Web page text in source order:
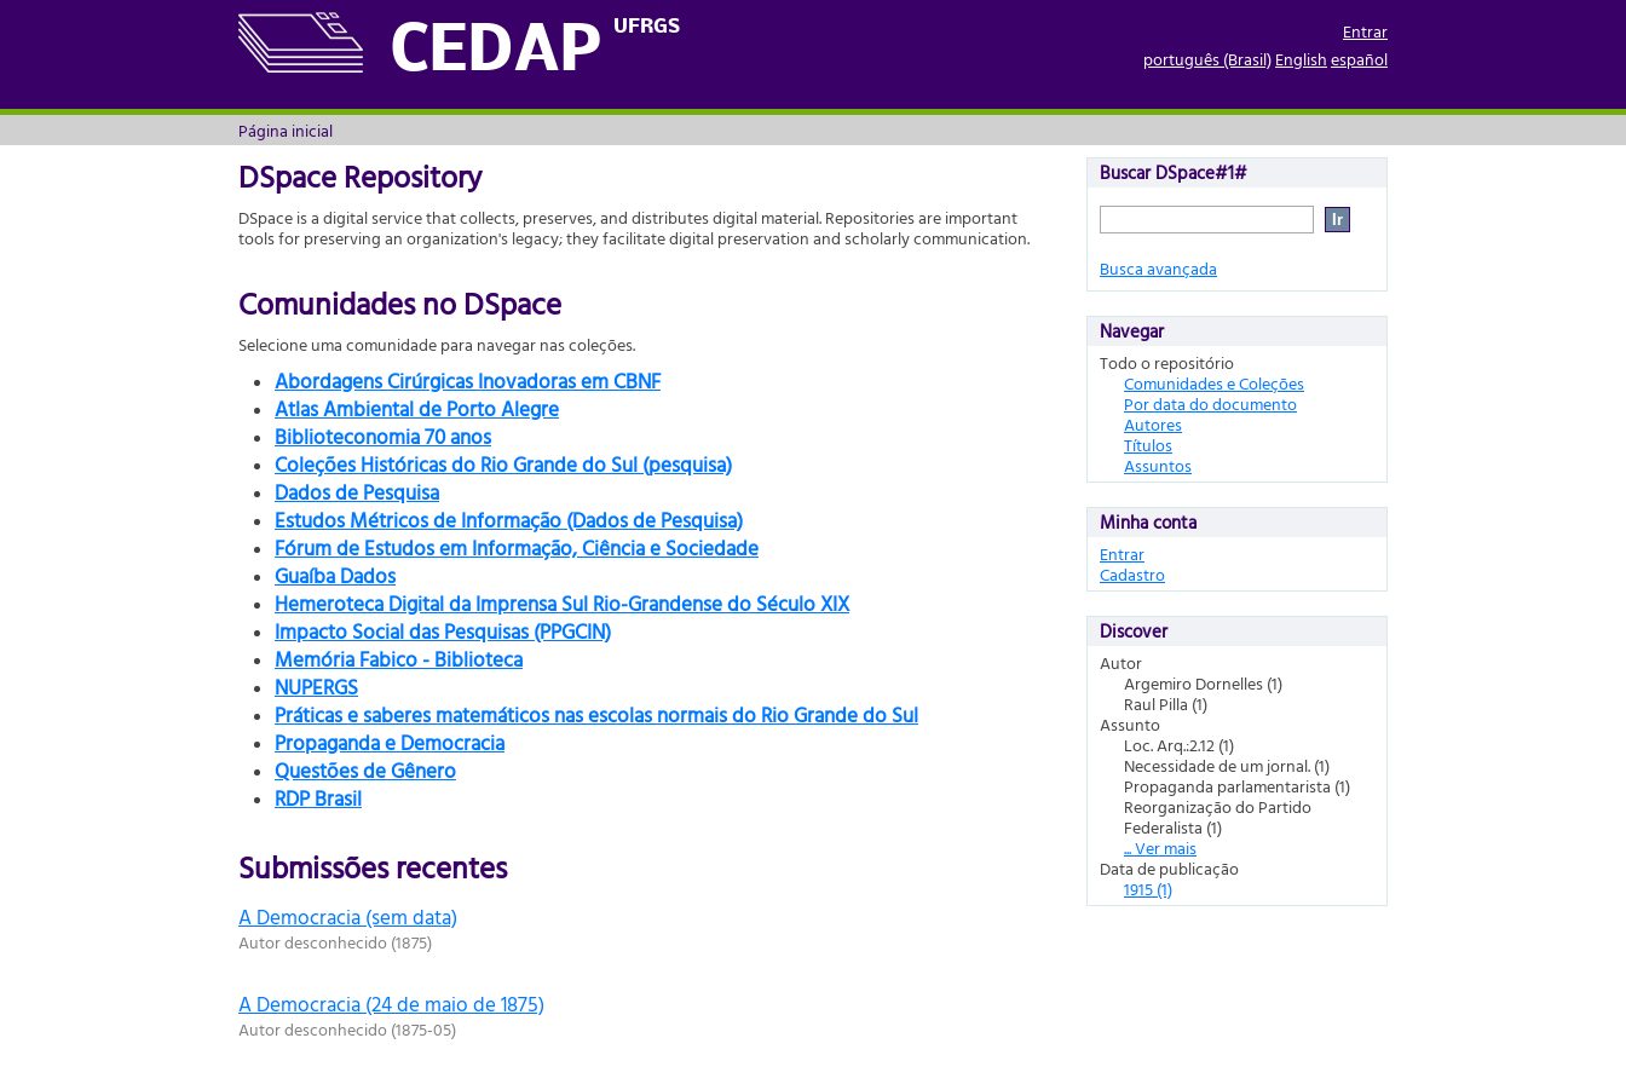
CEDAP UFRGS
Página inicial
Entrar
português (Brasil)Englishespañol
Página inicial
DSpace Repository
DSpace is a digital service that collects, preserves, and distributes digital material. Repositories are important
tools for preserving an organization's legacy; they facilitate digital preservation and scholarly communication.
Comunidades no DSpace
Selecione uma comunidade para navegar nas coleções.
Abordagens Cirúrgicas Inovadoras em CBNF
Atlas Ambiental de Porto Alegre
Biblioteconomia 70 anos
Coleções Históricas do Rio Grande do Sul (pesquisa)
Dados de Pesquisa
Estudos Métricos de Informação (Dados de Pesquisa)
Fórum de Estudos em Informação, Ciência e Sociedade
Guaíba Dados
Hemeroteca Digital da Imprensa Sul Rio-Grandense do Século XIX
Impacto Social das Pesquisas (PPGCIN)
Memória Fabico - Biblioteca
NUPERGS
Práticas e saberes matemáticos nas escolas normais do Rio Grande do Sul
Propaganda e Democracia
Questões de Gênero
RDP Brasil
Submissões recentes
A Democracia (sem data)
Autor desconhecido(1875)
A Democracia (24 de maio de 1875)
Autor desconhecido(1875-05)
Buscar DSpace#1#
Busca avançada
Navegar
Todo o repositório
Comunidades e Coleções
Por data do documento
Autores
Títulos
Assuntos
Minha conta
Entrar
Cadastro
Discover
Autor
Argemiro Dornelles (1)
Raul Pilla (1)
Assunto
Loc. Arq.:2.12 (1)
Necessidade de um jornal. (1)
Propaganda parlamentarista (1)
Reorganização do Partido
Federalista (1)
... Ver mais
Data de publicação
1915 (1)